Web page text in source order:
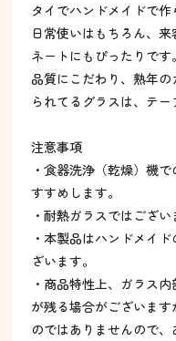
タイでハンドメイドで作
日常使いはもちろん、
ネートにもぴったりです。
品質にこだわり、熟年
られてるグラスは、テー
注意事項
・食器洗浄（乾燥）機
すすめします。
・耐熱ガラスではござい
・本製品はハンドメイ
ざいます。
・商品特性上、ガラス
が残る場合がございま
のではありませんので、